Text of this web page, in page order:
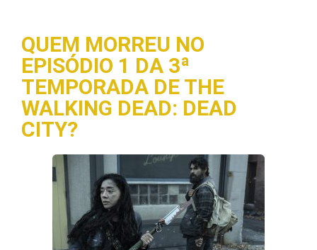
QUEM MORREU NO
EPISÓDIO 1 DA 3ª
TEMPORADA DE THE
WALKING DEAD: DEAD
CITY?